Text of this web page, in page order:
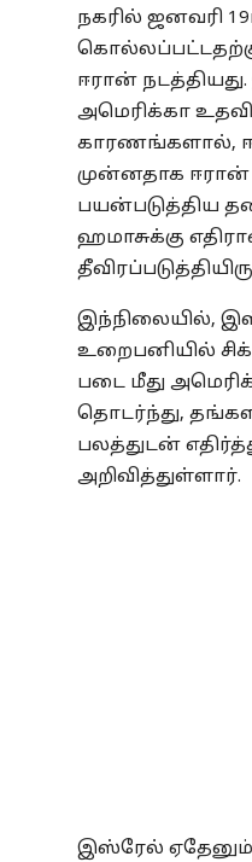
நகரில் ஜனவரி
ஈரான்
அமெரிக்கா
காரணங்களால்,
முன்னதாக ஈரான்
பயன்படுத்திய
ஹமாசுக்கு
இந்நிலையில்,
உறைபனியில்
படை மீது
தொடர்ந்து,
பலத்துடன்
அறிவித்துள்ளார்.
இஸ்ரேல் ஏதேனும்